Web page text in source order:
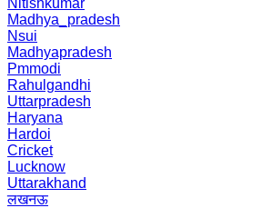
Nitishkumar
Madhya_pradesh
Nsui
Madhyapradesh
Pmmodi
Rahulgandhi
Uttarpradesh
Haryana
Hardoi
Cricket
Lucknow
Uttarakhand
लखनऊ